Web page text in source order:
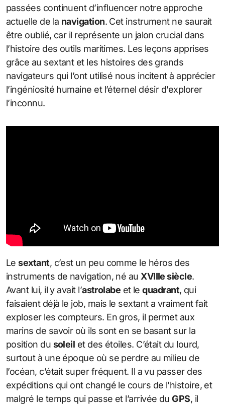
passées continuent d’influencer notre approche
actuelle de la navigation. Cet instrument ne saurait
être oublié, car il représente un jalon crucial dans
l’histoire des outils maritimes. Les leçons apprises
grâce au sextant et les histoires des grands
navigateurs qui l’ont utilisé nous incitent à apprécier
l’ingéniosité humaine et l’éternel désir d’explorer
l’inconnu.
Lesextant, c’est un peu comme le héros des
instruments de navigation, né au XVIIIe siècle.
Avant lui, il y avait l’astrolabe et lequadrant, qui
faisaient déjà le job, mais le sextant a vraiment fait
exploser les compteurs. En gros, il permet aux
marins de savoir où ils sont en se basant sur la
position du soleil et des étoiles. C’était du lourd,
surtout à une époque où se perdre au milieu de
l’océan, c’était super fréquent. Il a vu passer des
expéditions qui ont changé le cours de l’histoire, et
malgré le temps qui passe et l’arrivée duGPS, il